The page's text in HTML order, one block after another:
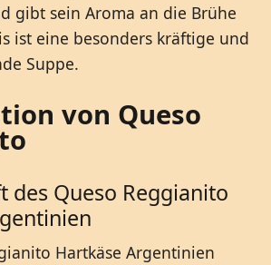
gibt sein Aroma an die Brühe
ist eine besonders kräftige und
Suppe.
von Queso
des Queso Reggianito
Hartkäse Argentinien